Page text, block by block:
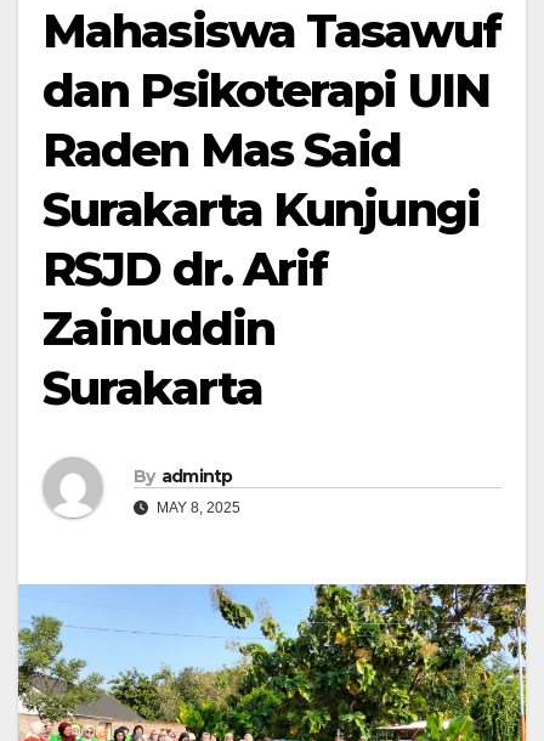
Mahasiswa Tasawuf
dan Psikoterapi UIN
Raden Mas Said
Surakarta Kunjungi
RSJD dr. Arif
Zainuddin
Surakarta
By admintp
MAY 8, 2025